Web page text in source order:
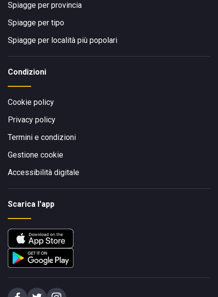
Spiagge per provincia
Spiagge per tipo
Spiagge per località più popolari
Condizioni
Cookie policy
Privacy policy
Termini e condizioni
Gestione cookie
Accessibilità digitale
Scarica l'app